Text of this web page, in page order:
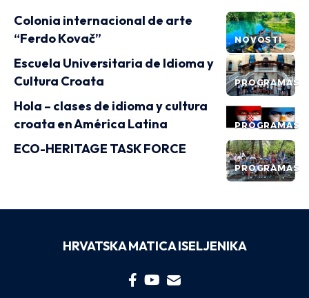
NOVOSTI
Colonia internacional de arte
“Ferdo Kovač”
PROGRAMAS
Escuela Universitaria de Idioma y
Cultura Croata
PROGRAMAS
Hola – clases de idioma y cultura
croata en América Latina
PROGRAMAS
ECO-HERITAGE TASK FORCE
HRVATSKA MATICA ISELJENIKA